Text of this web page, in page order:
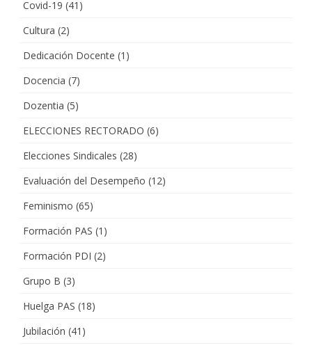
Covid-19 (41)
Cultura (2)
Dedicación Docente (1)
Docencia (7)
Dozentia (5)
ELECCIONES RECTORADO (6)
Elecciones Sindicales (28)
Evaluación del Desempeño (12)
Feminismo (65)
Formación PAS (1)
Formación PDI (2)
Grupo B (3)
Huelga PAS (18)
Jubilación (41)